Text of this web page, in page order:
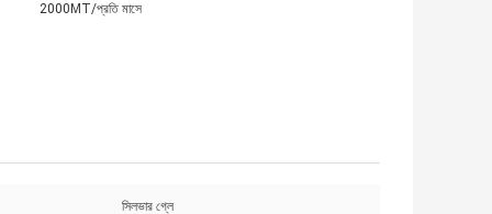
2000MT/প্রতি মাসে
সিলভার গ্লে